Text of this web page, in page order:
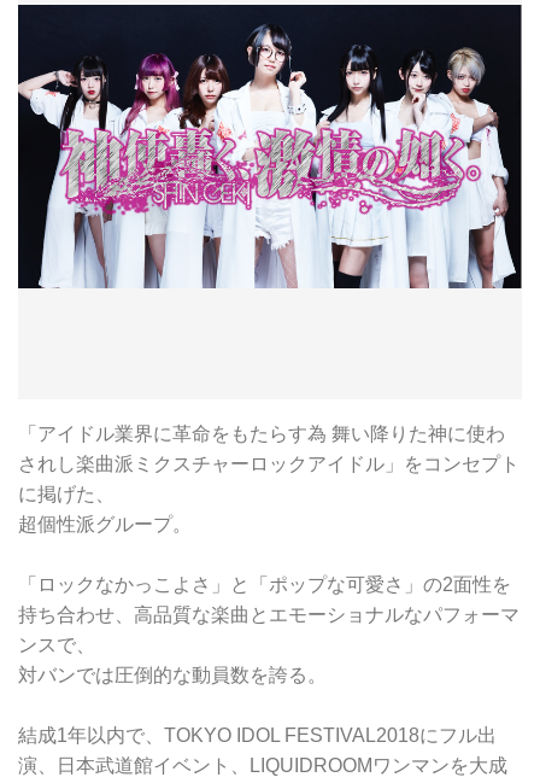
「アイドル業界に革命をもたらす為 舞い降りた神に使わ
されし楽曲派ミクスチャーロックアイドル」をコンセプト
に掲げた、
超個性派グループ。
「ロックなかっこよさ」と「ポップな可愛さ」の2面性を
持ち合わせ、高品質な楽曲とエモーショナルなパフォーマ
ンスで、
対バンでは圧倒的な動員数を誇る。
結成1年以内で、TOKYO IDOL FESTIVAL2018にフル出
演、日本武道館イベント、LIQUIDROOMワンマンを大成